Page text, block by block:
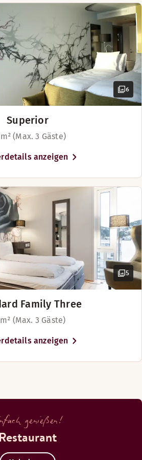
6
Superior
(Max. 3 Gäste)
anzeigen
5
Family Three
(Max. 3 Gäste)
anzeigen
genießen!
Restaurant